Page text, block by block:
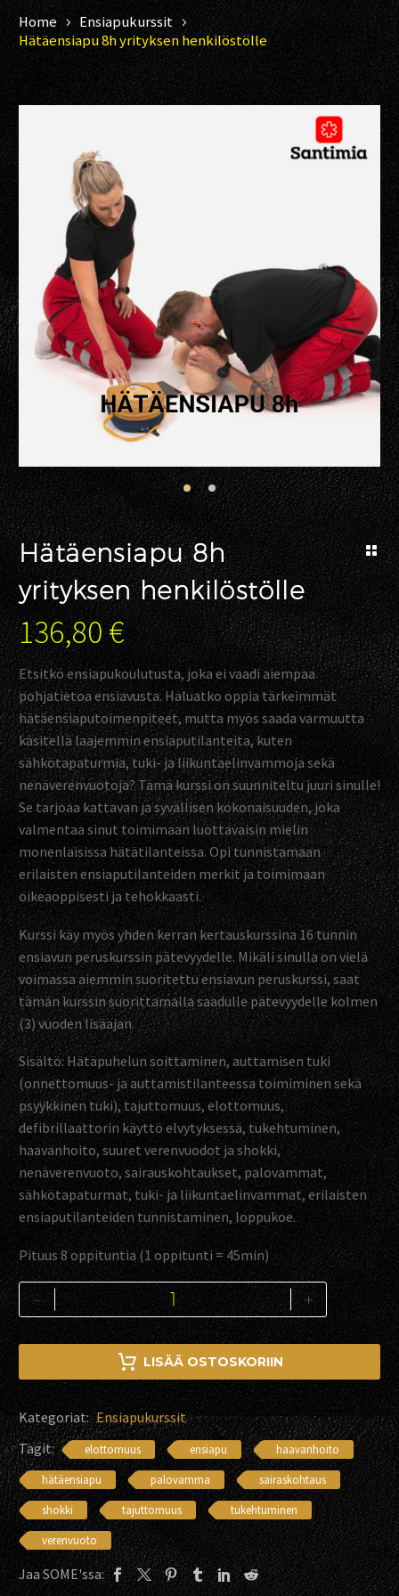
Home
Ensiapukurssit
Hätäensiapu 8h yrityksen henkilöstölle
Hätäensiapu 8h
yrityksen henkilöstölle
136,80€
Etsitkö ensiapukoulutusta, joka ei vaadi aiempaa
pohjatietoa ensiavusta. Haluatko oppia tärkeimmät
hätäensiaputoimenpiteet, mutta myös saada varmuutta
käsitellä laajemmin ensiaputilanteita, kuten
sähkötapaturmia, tuki- ja liikuntaelinvammoja sekä
nenäverenvuotoja? Tämä kurssi on suunniteltu juuri sinulle!
Se tarjoaa kattavan ja syvällisen kokonaisuuden, joka
valmentaa sinut toimimaan luottavaisin mielin
monenlaisissa hätätilanteissa. Opi tunnistamaan
erilaisten ensiaputilanteiden merkit ja toimimaan
oikeaoppisesti ja tehokkaasti.
Kurssi käy myös yhden kerran kertauskurssina 16 tunnin
ensiavun peruskurssin pätevyydelle. Mikäli sinulla on vielä
voimassa aiemmin suoritettu ensiavun peruskurssi, saat
tämän kurssin suorittamalla saadulle pätevyydelle kolmen
(3) vuoden lisäajan.
Sisältö: Hätäpuhelun soittaminen, auttamisen tuki
(onnettomuus- ja auttamistilanteessa toimiminen sekä
psyykkinen tuki), tajuttomuus, elottomuus,
defibrillaattorin käyttö elvytyksessä, tukehtuminen,
haavanhoito, suuret verenvuodot ja shokki,
nenäverenvuoto, sairauskohtaukset, palovammat,
sähkötapaturmat, tuki- ja liikuntaelinvammat, erilaisten
ensiaputilanteiden tunnistaminen, loppukoe.
Pituus 8 oppituntia (1 oppitunti = 45min)
-
Hätäensiapu
8h
yrityksen
määrä
+
LISÄÄ OSTOSKORIIN
Kategoriat: Ensiapukurssit
Tagit:
elottomuus ensiapu
haavanhoito
hätäensiapu
palovamma
sairaskohtaus
shokki
tajuttomuus
tukehtuminen
verenvuoto
Jaa SOME'ssa: